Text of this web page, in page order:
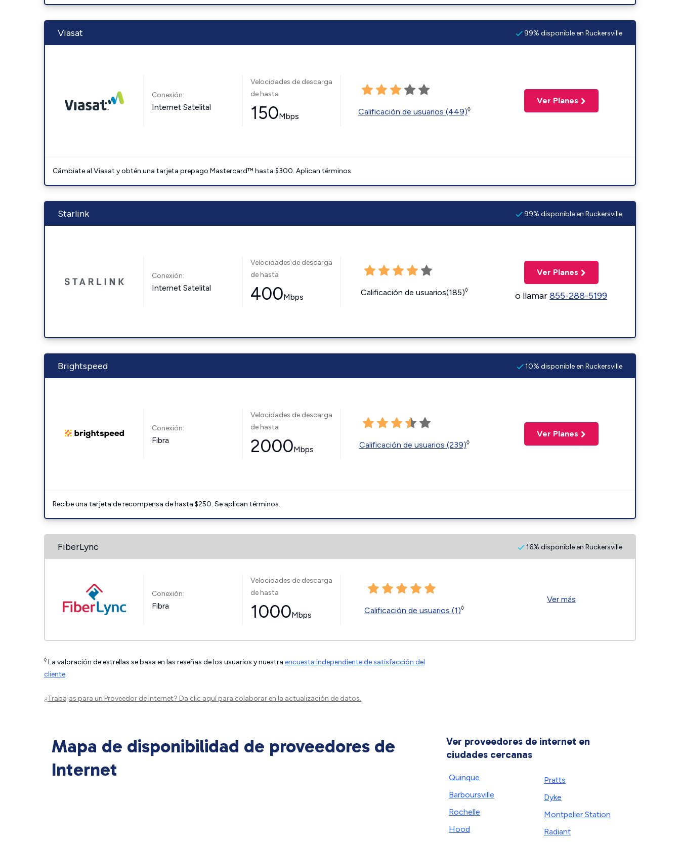
Viasat 99% disponible en Ruckersville
Conexión:
Internet Satelital
Velocidades de descarga
de hasta
150Mbps Calificación de usuarios (449)◊
Ver Planes
Cámbiate al Viasat y obtén una tarjeta prepago Mastercard™ hasta $300. Aplican términos.
Starlink 99% disponible en Ruckersville
Conexión:
Internet Satelital
Velocidades de descarga
de hasta
400Mbps Calificación de usuarios(185)◊
Ver Planes
o llamar855-288-5199
Brightspeed 10% disponible en Ruckersville
Conexión:
Fibra
Velocidades de descarga
de hasta
2000Mbps Calificación de usuarios (239)◊
Ver Planes
Recibe una tarjeta de recompensa de hasta $250. Se aplican términos.
FiberLync 16% disponible en Ruckersville
Conexión:
Fibra
Velocidades de descarga
de hasta
1000Mbps Calificación de usuarios (1)◊
Ver más
◊ La valoración de estrellas se basa en las reseñas de los usuarios y nuestra encuesta independiente de satisfacción del
cliente.
¿Trabajas para un Proveedor de Internet? Da clic aquípara colaborar en la actualización de datos.
Mapa de disponibilidad de proveedores de
Internet
Ver proveedores de internet en
ciudades cercanas
Quinque
Barboursville
Rochelle
Hood
Pratts
Dyke
Montpelier Station
Radiant